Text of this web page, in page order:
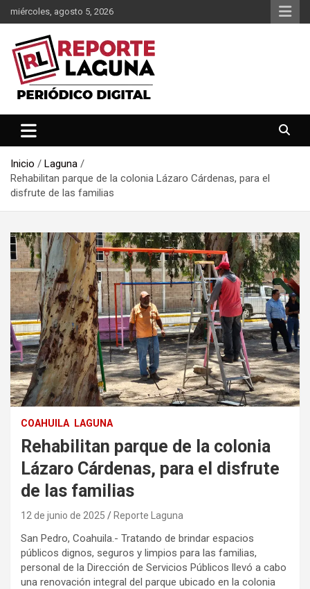
Saltar
al
contenido
miércoles, agosto 5, 2026
Reporte Laguna
Inicio
Laguna
Rehabilitan parque de la colonia Lázaro Cárdenas, para el
disfrute de las familias
COAHUILA LAGUNA
Rehabilitan parque de la colonia
Lázaro Cárdenas, para el disfrute
de las familias
12 de junio de 2025 Reporte Laguna
San Pedro, Coahuila.- Tratando de brindar espacios
públicos dignos, seguros y limpios para las familias,
personal de la Dirección de Servicios Públicos llevó a cabo
una renovación integral del parque ubicado en la colonia